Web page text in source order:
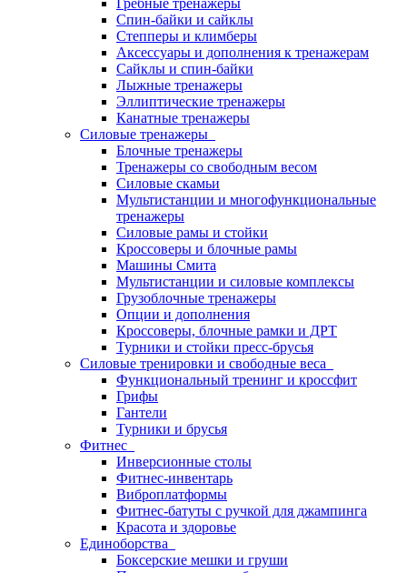
Гребные тренажеры
Спин-байки и сайклы
Степперы и климберы
Аксессуары и дополнения к тренажерам
Сайклы и спин-байки
Лыжные тренажеры
Эллиптические тренажеры
Канатные тренажеры
Силовые тренажеры
Блочные тренажеры
Тренажеры со свободным весом
Силовые скамьи
Мультистанции и многофункциональные
тренажеры
Силовые рамы и стойки
Кроссоверы и блочные рамы
Машины Смита
Мультистанции и силовые комплексы
Грузоблочные тренажеры
Опции и дополнения
Кроссоверы, блочные рамки и ДРТ
Турники и стойки пресс-брусья
Силовые тренировки и свободные веса
Функциональный тренинг и кроссфит
Грифы
Гантели
Турники и брусья
Фитнес
Инверсионные столы
Фитнес-инвентарь
Виброплатформы
Фитнес-батуты с ручкой для джампинга
Красота и здоровье
Единоборства
Боксерские мешки и груши